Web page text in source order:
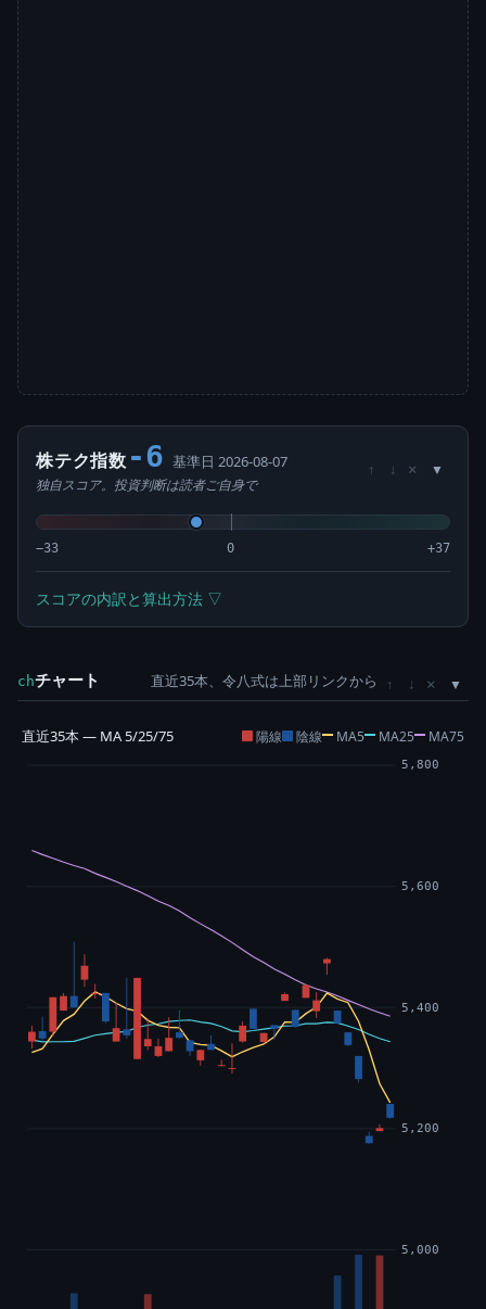
株テク指数 -6 基準日 2026-08-07
独自スコア。投資判断は読者ご自身で
↑ ↓ ×
−33 0 +37
スコアの内訳と算出方法 ▽
chチャート 直近35本、令八式は上部リンクから ↑ ↓ ×
直近35本 — MA 5/25/75 陽線 陰線 MA5 MA25 MA75
5,000
5,200
5,400
5,600
5,800